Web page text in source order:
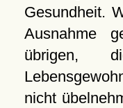
Gesundheit.
Ausnahme
übrigen,
nicht